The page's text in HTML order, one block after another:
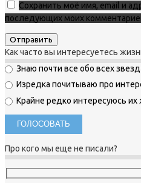
Сохранить моё имя, email и
последующих моих
Как часто вы интересуетесь
Знаю почти все обо всех
Изредка почитываю про
Крайне редко интересуюсь
Про кого мы еще не писали?